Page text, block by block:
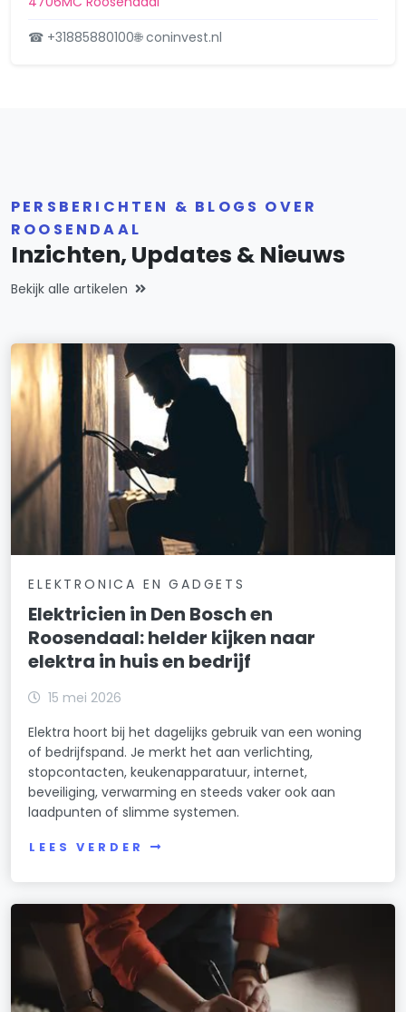
☎ +31885880100🌐 coninvest.nl
PERSBERICHTEN & BLOGS OVER
ROOSENDAAL
Inzichten, Updates & Nieuws
Bekijk alle artikelen
ELEKTRONICA EN GADGETS
Elektricien in Den Bosch en
Roosendaal: helder kijken naar
elektra in huis en bedrijf
15 mei 2026
Elektra hoort bij het dagelijks gebruik van een woning
of bedrijfspand. Je merkt het aan verlichting,
stopcontacten, keukenapparatuur, internet,
beveiliging, verwarming en steeds vaker ook aan
laadpunten of slimme systemen.
LEES VERDER